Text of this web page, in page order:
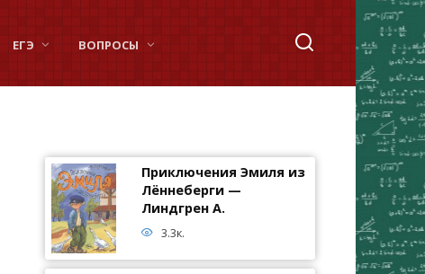
ЕГЭ ВОПРОСЫ
Приключения Эмиля из
Лённеберги —
Линдгрен А.
3.3к.